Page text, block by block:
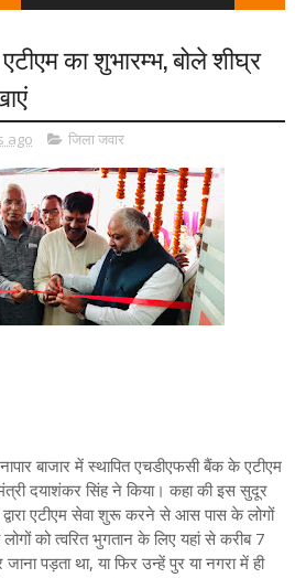
का शुभारम्भ, बोले शीघ्र
ago जिला जवार
बाजार में स्थापित एचडीएफसी बैंक के एटीएम
दयाशंकर सिंह ने किया। कहा की इस सुदूर
एटीएम सेवा शुरू करने से आस पास के लोगों
को त्वरित भुगतान के लिए यहां से करीब 7
पड़ता था, या फिर उन्हें पुर या नगरा में ही